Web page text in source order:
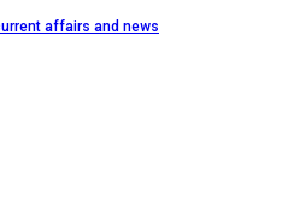
affairs and news